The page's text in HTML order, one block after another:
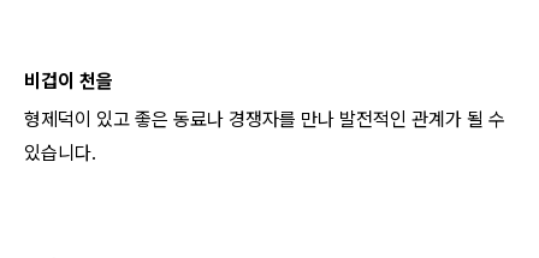
비겁이 천을
형제덕이 있고 좋은 동료나 경쟁자를 만나 발전적인 관계가 될 수
있습니다.